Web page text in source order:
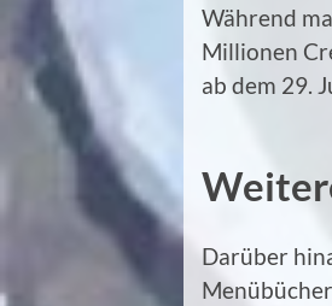
Während
Millionen
ab dem 29.
Darüber